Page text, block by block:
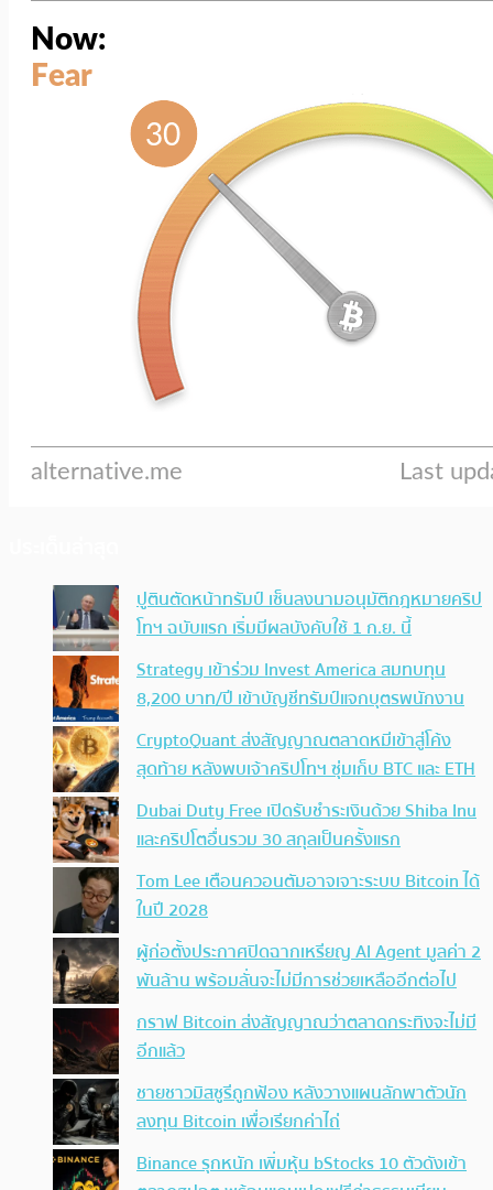
ปูตินตัดหน้าทรัมป์ เซ็นลงนามอนุมัติกฎหมายคริป
โทฯ ฉบับแรก เริ่มมีผลบังคับใช้ 1 ก.ย. นี้
Strategy เข้าร่วม Invest America สมทบทุน
8,200 บาท/ปี เข้าบัญชีทรัมป์แจกบุตรพนักงาน
CryptoQuant ส่งสัญญาณตลาดหมีเข้าสู่โค้ง
สุดท้าย หลังพบเจ้าคริปโทฯ ซุ่มเก็บ BTC และ ETH
Dubai Duty Free เปิดรับชำระเงินด้วย Shiba Inu
และคริปโตอื่นรวม 30 สกุลเป็นครั้งแรก
Tom Lee เตือนควอนตัมอาจเจาะระบบ Bitcoin ได้
ในปี 2028
ผู้ก่อตั้งประกาศปิดฉากเหรียญ AI Agent มูลค่า 2
พันล้าน พร้อมลั่นจะไม่มีการช่วยเหลืออีกต่อไป
กราฟ Bitcoin ส่งสัญญาณว่าตลาดกระทิงจะไม่มี
อีกแล้ว
ชายชาวมิสซูรีถูกฟ้อง หลังวางแผนลักพาตัวนัก
ลงทุน Bitcoin เพื่อเรียกค่าไถ่
Binance รุกหนัก เพิ่มหุ้น bStocks 10 ตัวดังเข้า